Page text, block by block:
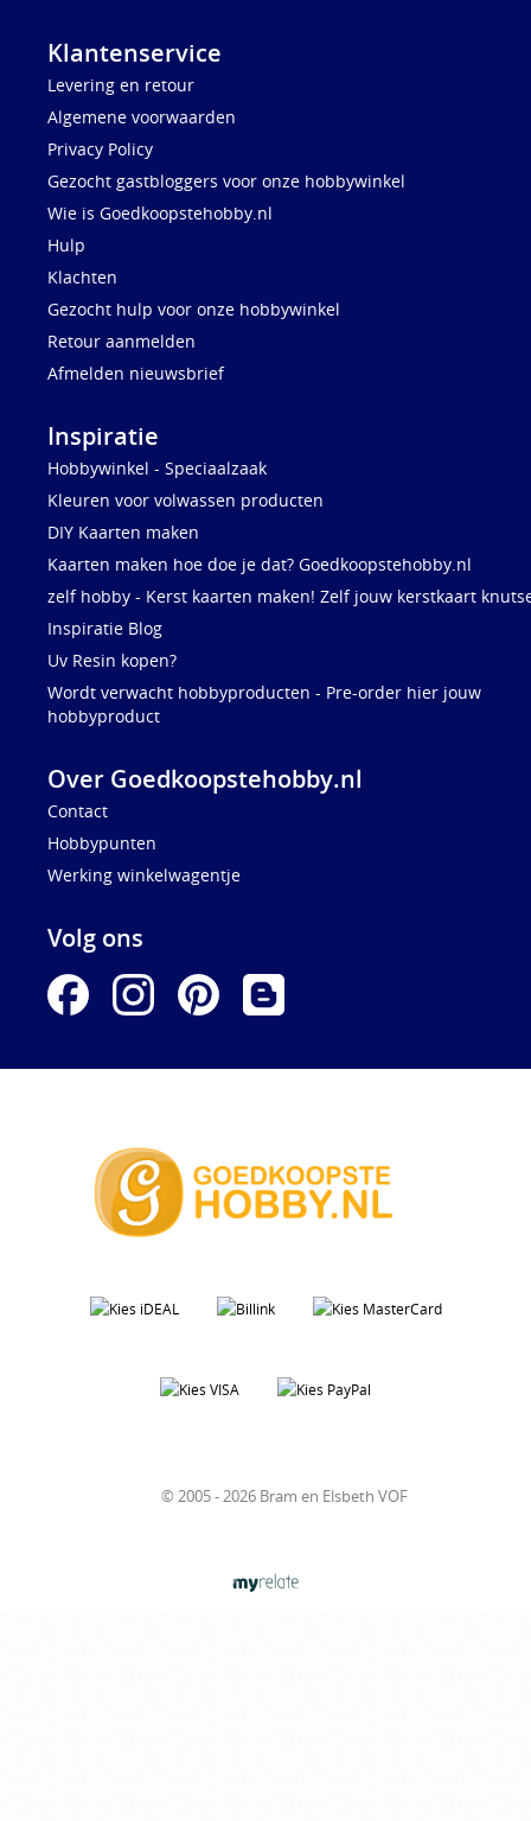
Klantenservice
Levering en retour
Algemene voorwaarden
Privacy Policy
Gezocht gastbloggers voor onze hobbywinkel
Wie is Goedkoopstehobby.nl
Hulp
Klachten
Gezocht hulp voor onze hobbywinkel
Retour aanmelden
Afmelden nieuwsbrief
Inspiratie
Hobbywinkel - Speciaalzaak
Kleuren voor volwassen producten
DIY Kaarten maken
Kaarten maken hoe doe je dat? Goedkoopstehobby.nl
zelf hobby - Kerst kaarten maken! Zelf jouw kerstkaart
Inspiratie Blog
Uv Resin kopen?
Wordt verwacht hobbyproducten - Pre-order hier jouw
hobbyproduct
Over Goedkoopstehobby.nl
Contact
Hobbypunten
Werking winkelwagentje
Volg ons
© 2005 - 2026 Bram en Elsbeth VOF